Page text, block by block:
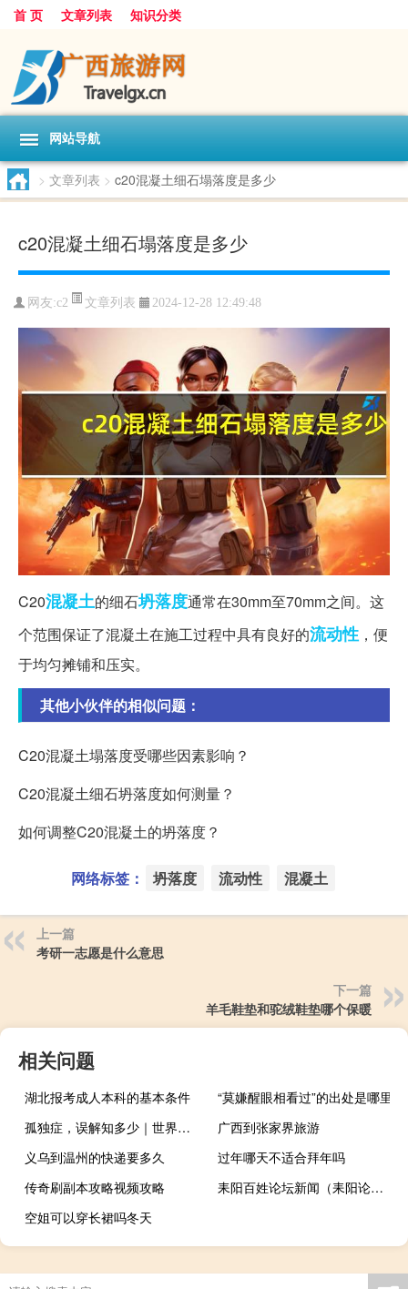
首 页 文章列表 知识分类
网站导航
> 文章列表 > c20混凝土细石塌落度是多少
c20混凝土细石塌落度是多少
网友:c2 文章列表 2024-12-28 12:49:48
C20混凝土的细石坍落度通常在30mm至70mm之间。这
个范围保证了混凝土在施工过程中具有良好的流动性 ，便
于均匀摊铺和压实。
其他小伙伴的相似问题：
C20混凝土塌落度受哪些因素影响？
C20混凝土细石坍落度如何测量？
如何调整C20混凝土的坍落度？
网络标签： 坍落度 流动性 混凝土
上一篇
考研一志愿是什么意思
下一篇
羊毛鞋垫和驼绒鞋垫哪个保暖
相关问题
湖北报考成人本科的基本条件
“莫嫌醒眼相看过”的出处是哪里
孤独症，误解知多少｜世界孤独症日 到底什么情况嘞
广西到张家界旅游
义乌到温州的快递要多久
过年哪天不适合拜年吗
传奇刷副本攻略视频攻略
耒阳百姓论坛新闻（耒阳论坛）
空姐可以穿长裙吗冬天